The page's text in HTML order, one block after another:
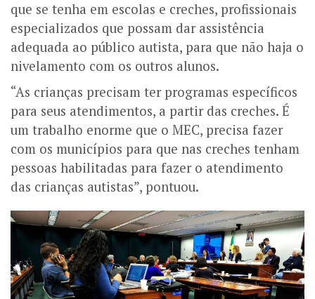
que se tenha em escolas e creches, profissionais
especializados que possam dar assistência
adequada ao público autista, para que não haja o
nivelamento com os outros alunos.
“As crianças precisam ter programas específicos
para seus atendimentos, a partir das creches. É
um trabalho enorme que o MEC, precisa fazer
com os municípios para que nas creches tenham
pessoas habilitadas para fazer o atendimento
das crianças autistas”, pontuou.